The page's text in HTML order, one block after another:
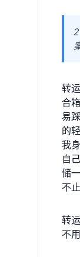
转
合
易
的
我
自
储
不
转
不